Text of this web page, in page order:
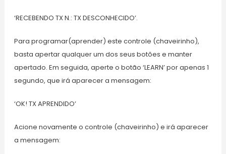
‘RECEBENDO TX N.: TX DESCONHECIDO’.
Para programar(aprender) este controle (chaveirinho),
basta apertar qualquer um dos seus botões e manter
apertado. Em seguida, aperte o botão ‘LEARN’ por apenas 1
segundo, que irá aparecer a mensagem:
‘OK! TX APRENDIDO’
Acione novamente o controle (chaveirinho) e irá aparecer
a mensagem: